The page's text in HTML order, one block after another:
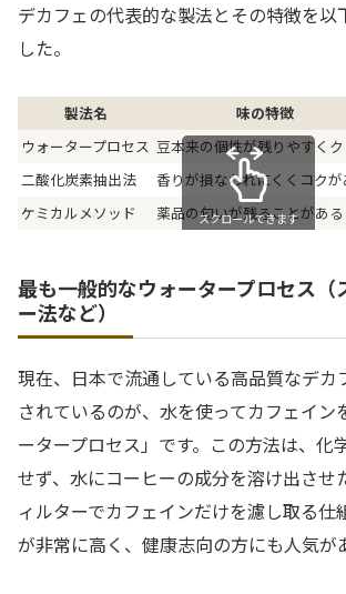
デカフェの代表的な製法とその特徴を以
した。
製法名 味の特徴
ウォータープロセス 豆本来の個性が残りやすく
二酸化炭素抽出法
香りが損なわれにくくコクが
ケミカルメソッド
薬品の匂いが残ることがある
スクロールできます
最も一般的なウォータープロセス（
ー法など）
現在、日本で流通している高品質なデカ
されているのが、水を使ってカフェイン
ータープロセス」です。この方法は、化
せず、水にコーヒーの成分を溶け出させ
ィルターでカフェインだけを濾し取る仕
が非常に高く、健康志向の方にも人気が